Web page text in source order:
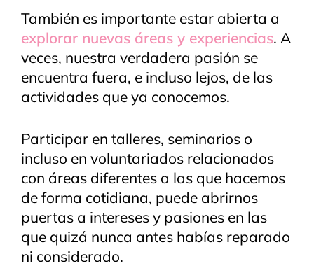
También es importante estar abierta a
explorar nuevas áreas y experiencias. A
veces, nuestra verdadera pasión se
encuentra fuera, e incluso lejos, de las
actividades que ya conocemos.
Participar en talleres, seminarios o
incluso en voluntariados relacionados
con áreas diferentes a las que hacemos
de forma cotidiana, puede abrirnos
puertas a intereses y pasiones en las
que quizá nunca antes habías reparado
ni considerado.